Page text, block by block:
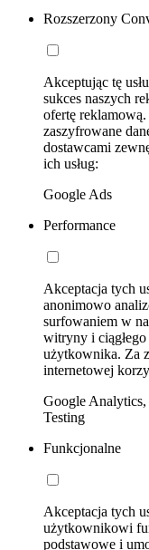
Rozszerzony
Akceptując tę
sukces naszych
ofertę
zaszyfrowane
dostawcami
ich usług:
Google Ads
Performance
Akceptacja tych
anonimowo
surfowaniem w
witryny i
użytkownika. Za
internetowej
Google
Testing
Funkcjonalne
Akceptacja tych
użytkownikowi
podstawowe i